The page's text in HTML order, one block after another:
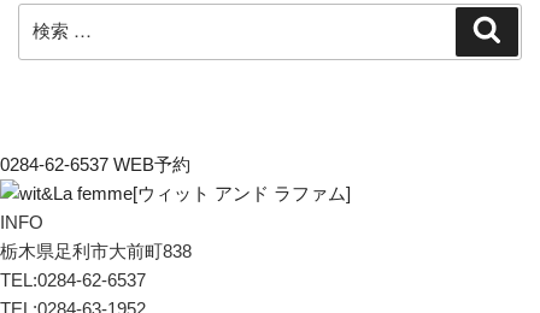
索:
0284-62-6537 WEB予約
INFO
栃木県足利市大前町838
TEL:0284-62-6537
TEL:0284-63-1952